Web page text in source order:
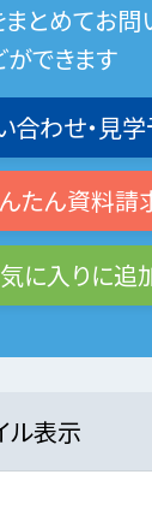
とめてお問
ができます
合わせ・見
たん資料請
に入りに追
ル表示